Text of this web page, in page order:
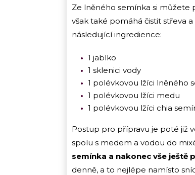
Ze lněného semínka si můžete
však také pomáhá čistit střeva
následující ingredience:
1 jablko
1 sklenici vody
1 polévkovou lžíci lněného
1 polévkovou lžíci medu
1 polévkovou lžíci chia
Postup pro přípravu je poté již
spolu s medem a vodou do
semínka a nakonec vše ještě
denně, a to nejlépe namísto